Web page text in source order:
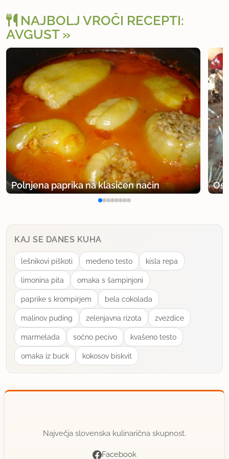
NAJBOLJ VROČI RECEPTI:
AVGUST
Polnjena paprika na klasičen način
KAJ SE DANES KUHA
lešnikovi piškoti medeno testo kisla repa
limonina pita omaka s šampinjoni
paprike s krompirjem bela cokolada
malinov puding zelenjavna rizota zvezdice
marmelada soćno pecivo kvašeno testo
omaka iz buck kokosov biskvit
Največja slovenska kulinarična skupnost.
Facebook